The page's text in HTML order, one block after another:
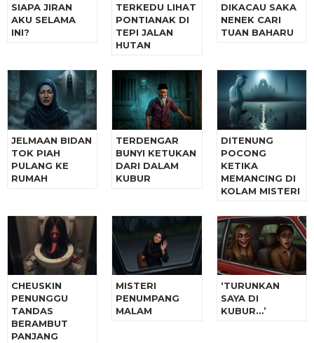
SIAPA JIRAN
AKU SELAMA
INI?
TERKEDU LIHAT
PONTIANAK DI
TEPI JALAN
HUTAN
DIKACAU SAKA
NENEK CARI
TUAN BAHARU
JELMAAN BIDAN
TOK PIAH
PULANG KE
RUMAH
TERDENGAR
BUNYI KETUKAN
DARI DALAM
KUBUR
DITENUNG
POCONG
KETIKA
MEMANCING DI
KOLAM MISTERI
CHEUSKIN
PENUNGGU
TANDAS
BERAMBUT
PANJANG
MISTERI
PENUMPANG
MALAM
‘TURUNKAN
SAYA DI
KUBUR…’